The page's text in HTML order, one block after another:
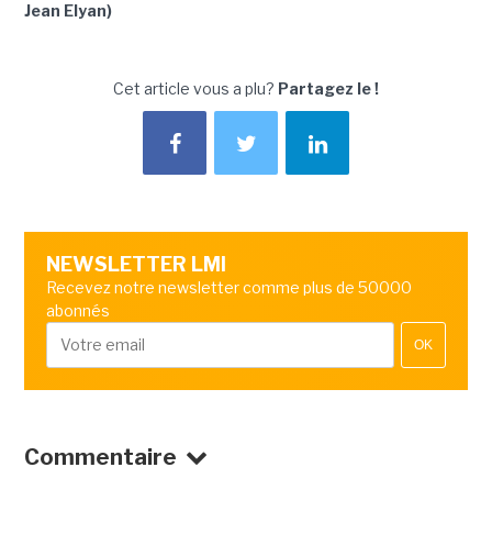
Jean Elyan)
Cet article vous a plu? Partagez le !
NEWSLETTER LMI
Recevez notre newsletter comme plus de 50000
abonnés
OK
Commentaire